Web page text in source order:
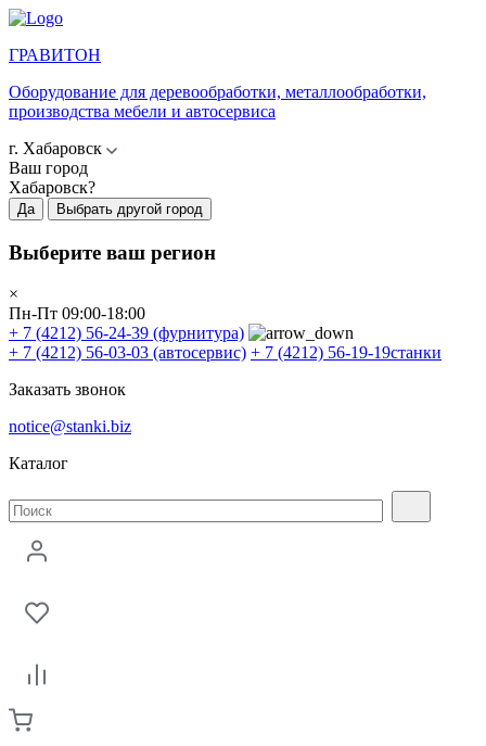
ГРАВИТОН
Оборудование для деревообработки, металлообработки,
производства мебели и автосервиса
г. Хабаровск
Ваш город
Хабаровск?
Да Выбрать другой город
Выберите ваш регион
×
Пн-Пт 09:00-18:00
+ 7 (4212) 56-24-39 (фурнитура)
+ 7 (4212) 56-03-03 (автосервис) + 7 (4212) 56-19-19станки
Заказать звонок
notice@stanki.biz
Каталог